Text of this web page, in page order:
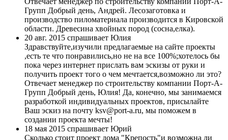
Групп Добрый день, Андрей. Лесозаготовка и
производство пиломатериала производится в Кировской
области. Древесина хвойных пород (сосна,елка).
20 авг. 2015 спрашивает Юлия
Здравствуйте,изучили предлагаемые на сайте проекты
,есть те что понравились,но не на все 100%;хотелось бы
пока через интернет прислать вам эскизы от руки и
получить проект того о чем мечтается,возможно ли это?
Отвечает менеджер по строительству компании Порт-А-
Групп Добрый день, Юлия! Да, конечно, мы занимаемся
разработкой индивидуальных проектов, присылайте
Ваш эскиз на почту ksv@port-a.ru, мы поможем в
создании проекта мечты!
18 мая 2015 спрашивает Юрий
Сколько стоит проект дома "Крепость"и возможна ли